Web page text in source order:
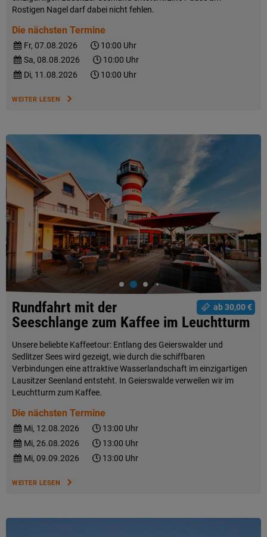
Rostigen Nagel darf dabei nicht fehlen.
Die nächsten Termine
Fr, 07.08.2026
10:00 Uhr
Sa, 08.08.2026
10:00 Uhr
Di, 11.08.2026
10:00 Uhr
WEITER LESEN
ab 30,00 €
Rundfahrt mit der
Seeschlange zum Kaffee im Leuchtturm
Unsere beliebte Kaffeetour: Entlang des Geierswalder und
Sedlitzer Sees wird gezeigt, wie durch die schiffbaren
Verbindungen eine attraktive Wasserlandschaft im einzigartigen
Lausitzer Seenland entsteht. In Geierswalde verweilen wir im
Leuchtturm zum Kaffee.
Die nächsten Termine
Mi, 12.08.2026
13:00 Uhr
Mi, 26.08.2026
13:00 Uhr
Mi, 09.09.2026
13:00 Uhr
WEITER LESEN